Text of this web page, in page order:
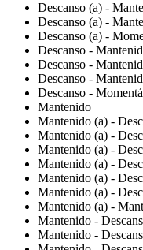
Descanso (a) -
Descanso (a) -
Descanso (a) -
Descanso -
Descanso -
Descanso -
Descanso -
Mantenido
Mantenido (a) -
Mantenido (a) -
Mantenido (a) -
Mantenido (a) -
Mantenido (a) -
Mantenido (a) -
Mantenido (a) -
Mantenido -
Mantenido -